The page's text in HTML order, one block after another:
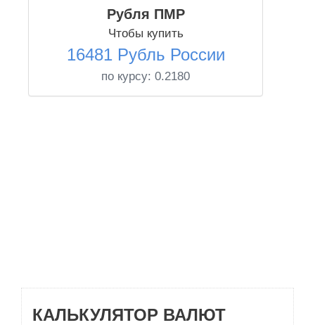
Рубля ПМР
Чтобы купить
16481 Рубль России
по курсу: 0.2180
КАЛЬКУЛЯТОР ВАЛЮТ